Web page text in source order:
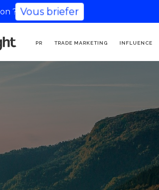
PR TRADE MARKETING INFLUENCE
? Vous briefer